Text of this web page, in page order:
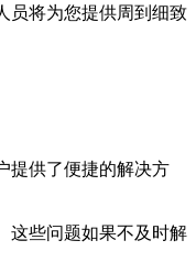
员将为您提供周到细致
提供了便捷的解决方
这些问题如果不及时解